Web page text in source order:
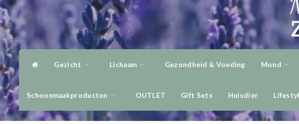
Gezicht Lichaam Gezondheid & Voeding Mond
Schoonmaakproducten OUTLET Gift Sets Huisdier